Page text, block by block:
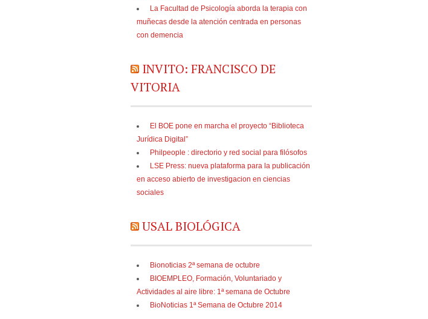
La Facultad de Psicología aborda la terapia con
muñecas desde la atención centrada en personas
con demencia
INVITO: FRANCISCO DE
VITORIA
El BOE pone en marcha el proyecto “Biblioteca
Jurídica Digital”
Philpeople : directorio y red social para filósofos
LSE Press: nueva plataforma para la publicación
en acceso abierto de investigacion en ciencias
sociales
USAL BIOLÓGICA
Bionoticias 2ª semana de octubre
BIOEMPLEO, Formación, Voluntariado y
Actividades al aire libre: 1ª semana de Octubre
BioNoticias 1ª Semana de Octubre 2014